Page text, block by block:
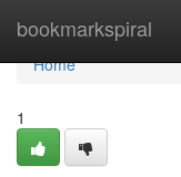
bookmarkspiral
Home
Home
1